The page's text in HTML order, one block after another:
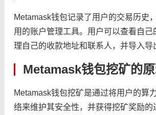
Metamask钱包记录了用户的交易历史
用的账户管理工具。用户可以查看自己
理自己的收款地址和联系人，并导入导
Metamask钱包挖矿的
Metamask钱包挖矿是通过将用户的算
络来维护其安全性，并获得挖矿奖励的